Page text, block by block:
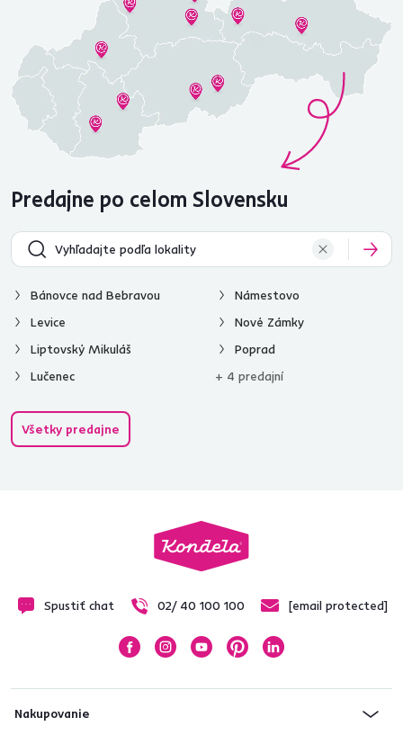
Predajne po celom Slovensku
Bánovce nad Bebravou
Levice
Liptovský Mikuláš
Lučenec
Námestovo
Nové Zámky
Poprad
+ 4 predajní
Všetky predajne
Spustiť chat 02/ 40 100 100 [email protected]
Nakupovanie